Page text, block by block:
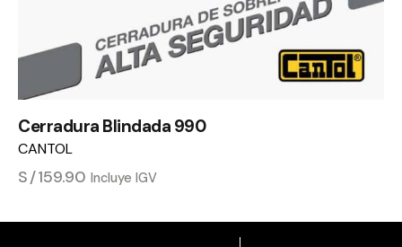
Cerradura Blindada 990
CANTOL
S/159.90 Incluye IGV